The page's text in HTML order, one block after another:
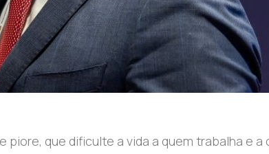
piore, que dificulte a vida a quem trabalha e a